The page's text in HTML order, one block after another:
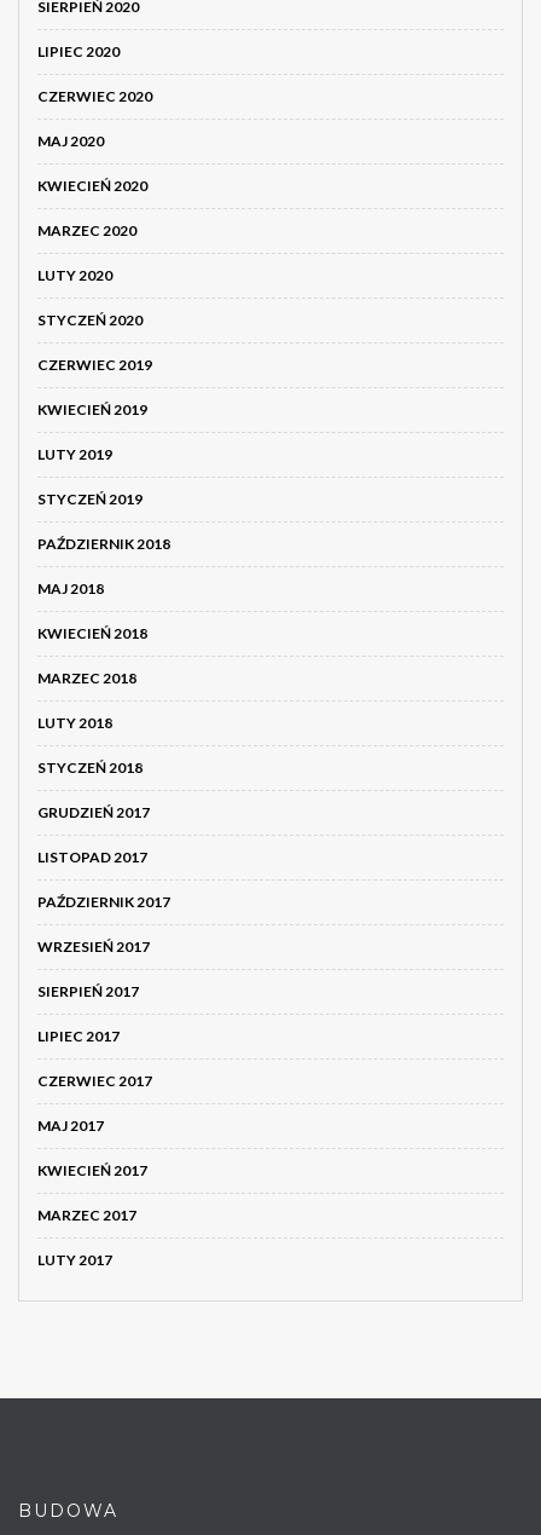
SIERPIEŃ 2020
LIPIEC 2020
CZERWIEC 2020
MAJ 2020
KWIECIEŃ 2020
MARZEC 2020
LUTY 2020
STYCZEŃ 2020
CZERWIEC 2019
KWIECIEŃ 2019
LUTY 2019
STYCZEŃ 2019
PAŹDZIERNIK 2018
MAJ 2018
KWIECIEŃ 2018
MARZEC 2018
LUTY 2018
STYCZEŃ 2018
GRUDZIEŃ 2017
LISTOPAD 2017
PAŹDZIERNIK 2017
WRZESIEŃ 2017
SIERPIEŃ 2017
LIPIEC 2017
CZERWIEC 2017
MAJ 2017
KWIECIEŃ 2017
MARZEC 2017
LUTY 2017
BUDOWA